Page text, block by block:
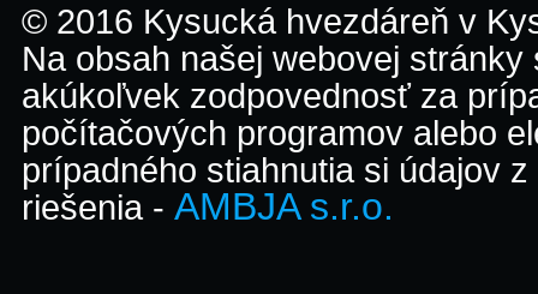
© 2016 Kysucká hvezdáreň v
Na obsah našej webovej
akúkoľvek zodpovednosť za
počítačových programov alebo
prípadného stiahnutia si údajov
riešenia - AMBJA s.r.o.